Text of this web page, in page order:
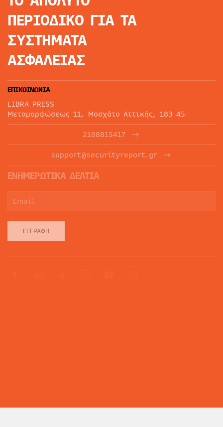
ΠΕΡΙΟΔΙΚΟ ΓΙΑ ΤΑ
ΣΥΣΤΗΜΑΤΑ
ΑΣΦΑΛΕΙΑΣ
ΕΠΙΚΟΙΝΩΝΙΑ
LIBRA PRESS
Μεταμορφώσεως 11, Μοσχάτο Αττικής, 183 45
2108815417
support@securityreport.gr
ΕΝΗΜΕΡΩΤΙΚΑ ΔΕΛΤΙΑ
ΕΓΓΡΑΦΉ